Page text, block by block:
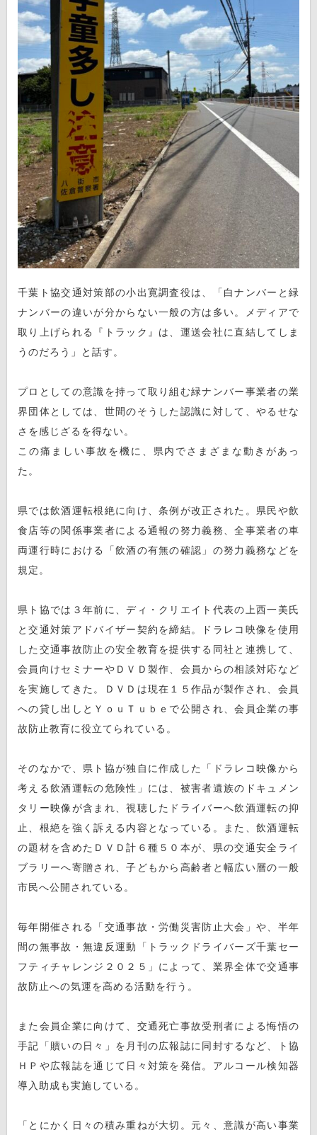
千葉ト協交通対策部の小出寛調査役は、「白ナンバーと緑
ナンバーの違いが分からない一般の方は多い。メディアで
取り上げられる『トラック』は、運送会社に直結してしま
うのだろう」と話す。
プロとしての意識を持って取り組む緑ナンバー事業者の業
界団体としては、世間のそうした認識に対して、やるせな
さを感じざるを得ない。
この痛ましい事故を機に、県内でさまざまな動きがあっ
た。
県では飲酒運転根絶に向け、条例が改正された。県民や飲
食店等の関係事業者による通報の努力義務、全事業者の車
両運行時における「飲酒の有無の確認」の努力義務などを
規定。
県ト協では３年前に、ディ・クリエイト代表の上西一美氏
と交通対策アドバイザー契約を締結。ドラレコ映像を使用
した交通事故防止の安全教育を提供する同社と連携して、
会員向けセミナーやＤＶＤ製作、会員からの相談対応など
を実施してきた。ＤＶＤは現在１５作品が製作され、会員
への貸し出しとＹｏｕＴｕｂｅで公開され、会員企業の事
故防止教育に役立てられている。
そのなかで、県ト協が独自に作成した「ドラレコ映像から
考える飲酒運転の危険性」には、被害者遺族のドキュメン
タリー映像が含まれ、視聴したドライバーへ飲酒運転の抑
止、根絶を強く訴える内容となっている。また、飲酒運転
の題材を含めたＤＶＤ計６種５０本が、県の交通安全ライ
ブラリーへ寄贈され、子どもから高齢者と幅広い層の一般
市民へ公開されている。
毎年開催される「交通事故・労働災害防止大会」や、半年
間の無事故・無違反運動「トラックドライバーズ千葉セー
フティチャレンジ２０２５」によって、業界全体で交通事
故防止への気運を高める活動を行う。
また会員企業に向けて、交通死亡事故受刑者による悔悟の
手記「贖いの日々」を月刊の広報誌に同封するなど、ト協
ＨＰや広報誌を通じて日々対策を発信。アルコール検知器
導入助成も実施している。
「とにかく日々の積み重ねが大切。元々、意識が高い事業